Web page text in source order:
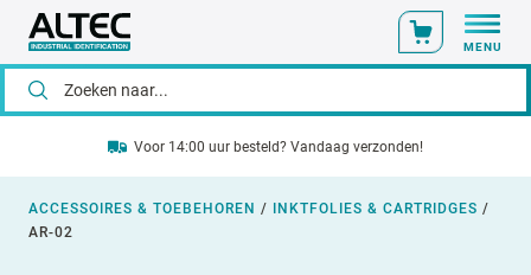
MENU
Voor 14:00 uur besteld? Vandaag verzonden!
ACCESSOIRES & TOEBEHOREN / INKTFOLIES & CARTRIDGES /
AR-02